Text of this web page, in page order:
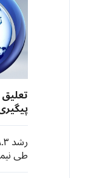
چین
طی نیمه